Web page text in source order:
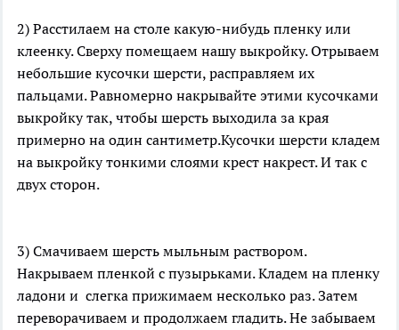
2) Расстилаем на столе какую-нибудь пленку или
клеенку. Сверху помещаем нашу выкройку. Отрываем
небольшие кусочки шерсти, расправляем их
пальцами. Равномерно накрывайте этими кусочками
выкройку так, чтобы шерсть выходила за края
примерно на один сантиметр.Кусочки шерсти кладем
на выкройку тонкими слоями крест накрест. И так с
двух сторон.
3) Смачиваем шерсть мыльным раствором.
Накрываем пленкой с пузырьками. Кладем на пленку
ладони и слегка прижимаем несколько раз. Затем
переворачиваем и продолжаем гладить. Не забываем